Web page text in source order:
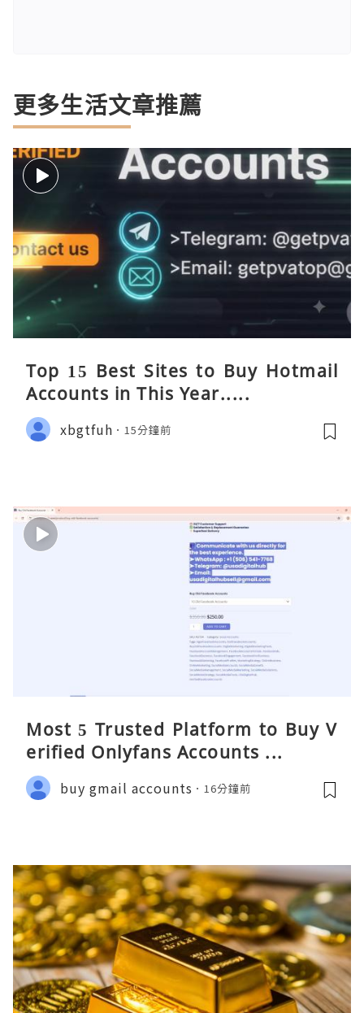
更多生活文章推薦
Top 15 Best Sites to Buy Hotmail
Accounts in This Year.....
xbgtfuh 15分鐘前
Most 5 Trusted Platform to Buy V
erified Onlyfans Accounts ...
buy gmail accounts 16分鐘前